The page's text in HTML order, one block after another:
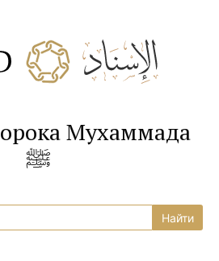
Мухаммада
ﷺ